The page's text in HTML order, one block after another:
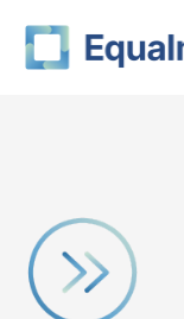
content